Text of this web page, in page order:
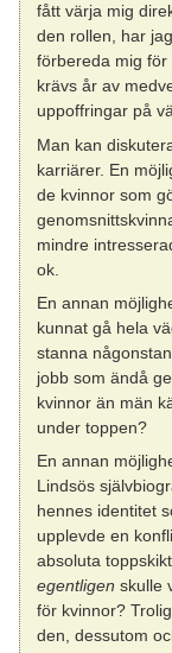
fått värja mig
den rollen, har
förbereda mig
krävs år av
uppoffringar på
Man kan
karriärer. En
de kvinnor som
mindre
ok.
En annan
kunnat gå hela
stanna
jobb som ändå
kvinnor än män
under toppen?
En annan
Lindsös
hennes identitet
upplevde en
absoluta
egentligen skulle
för kvinnor?
den, dessutom